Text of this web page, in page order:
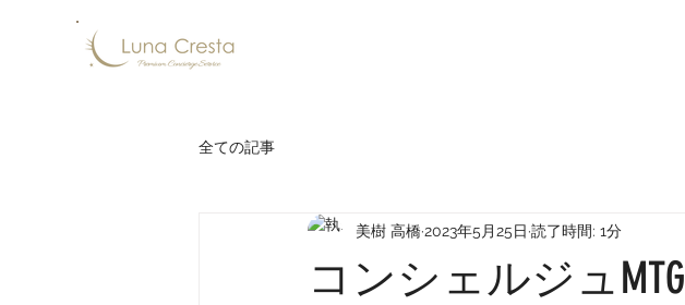
全ての記事
コンシェルジュMTG
美樹 高橋2023年5月25日 読了時間: 1分